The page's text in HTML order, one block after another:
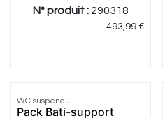
N° produit : 290318
493,99€
Meilleur
prix
WC suspendu
Pack Bati-support